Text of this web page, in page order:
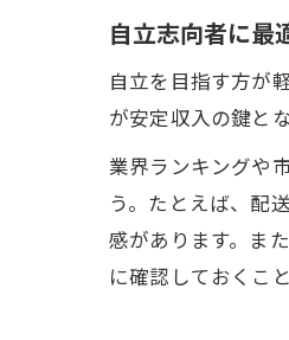
自立志向者に最
自立を目指す方が
が安定収入の鍵と
業界ランキングや
う。たとえば、配
感があります。ま
に確認しておくこ